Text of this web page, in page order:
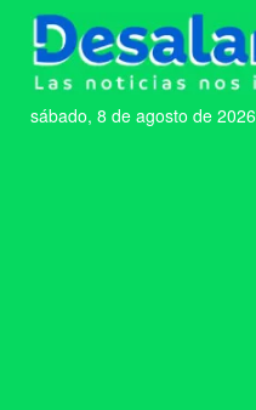
sábado, 8 de agosto de 2026